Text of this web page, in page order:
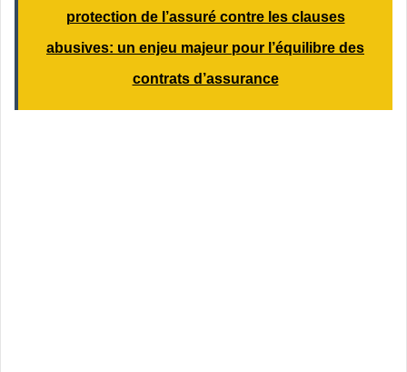
protection de l’assuré contre les clauses
abusives: un enjeu majeur pour l’équilibre des
contrats d’assurance